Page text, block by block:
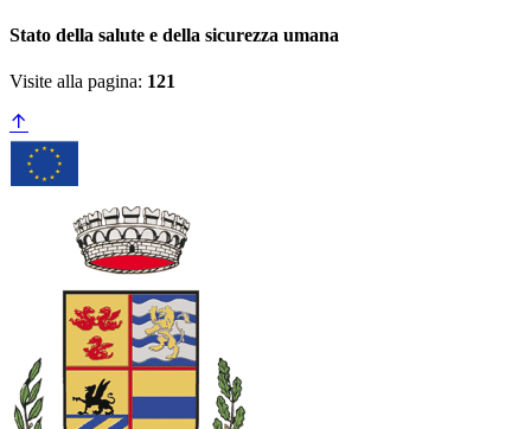
Stato della salute e della sicurezza umana
Visite alla pagina: 121